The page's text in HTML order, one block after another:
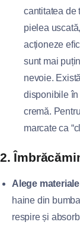
cantitatea de
pielea
acționeze
sunt mai
nevoie.
disponibile în
cremă.
marcate ca
2.
Alege
haine din
respire și